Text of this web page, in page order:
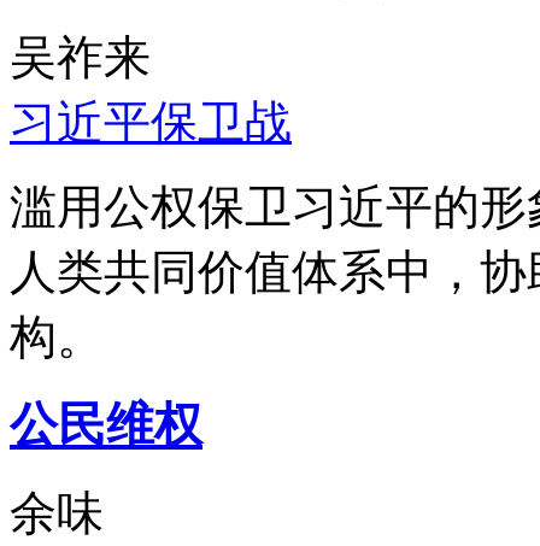
吴祚来
习近平保卫战
滥用公权保卫习近平的
人类共同价值体系中，
构。
公民维权
余味